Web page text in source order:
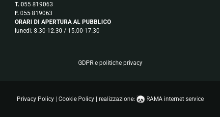
T.055 819063
F.055 819063
ORARI DI APERTURA AL PUBBLICO
lunedì: 8.30-12.30 / 15.00-17.30
GDPR e politiche privacy
Privacy Policy| Cookie Policy| realizzazione: RAMA internet service